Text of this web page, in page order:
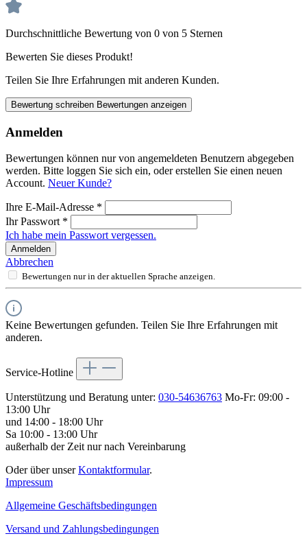
Durchschnittliche Bewertung von 0 von 5 Sternen
Bewerten Sie dieses Produkt!
Teilen Sie Ihre Erfahrungen mit anderen Kunden.
Bewertung schreiben Bewertungen anzeigen
Anmelden
Bewertungen können nur von angemeldeten Benutzern abgegeben
werden. Bitte loggen Sie sich ein, oder erstellen Sie einen neuen
Account. Neuer Kunde?
Ihre E-Mail-Adresse *
Ihr Passwort *
Ich habe mein Passwort vergessen.
Anmelden
Abbrechen
Bewertungen nur in der aktuellen Sprache anzeigen.
Keine Bewertungen gefunden. Teilen Sie Ihre Erfahrungen mit
anderen.
Service-Hotline
Unterstützung und Beratung unter: 030-54636763 Mo-Fr: 09:00 -
13:00 Uhr
und 14:00 - 18:00 Uhr
Sa 10:00 - 13:00 Uhr
außerhalb der Zeit nur nach Vereinbarung
Oder über unserKontaktformular.
Impressum
Allgemeine Geschäftsbedingungen
Versand und Zahlungsbedingungen